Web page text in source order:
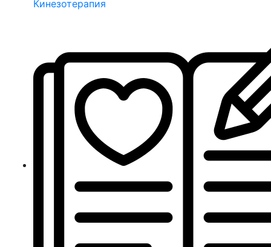
Кинезотерапия